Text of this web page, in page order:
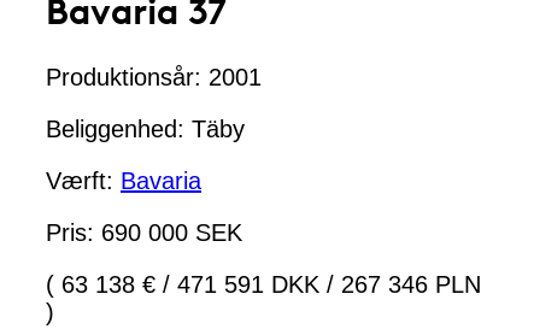
Produktionsår: 2001
Beliggenhed: Täby
Værft: Bavaria
Pris: 690 000 SEK
( 63 138 € / 471 591 DKK / 267 346 PLN
)